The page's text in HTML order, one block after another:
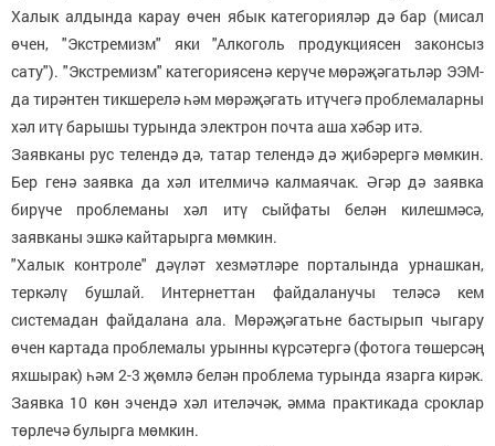
Халык алдында карау өчен ябык категорияләр дә бар (мисал
өчен, "Экстремизм" яки "Алкоголь продукциясен законсыз
сату"). "Экстремизм" категориясенә керүче мөрәҗәгатьләр ЭЭМ-
да тирәнтен тикшерелә һәм мөрәҗәгать итүчегә проблемаларны
хәл итү барышы турында электрон почта аша хәбәр итә.
Заявканы рус телендә дә, татар телендә дә җибәрергә мөмкин.
Бер генә заявка да хәл ителмичә калмаячак. Әгәр дә заявка
бирүче проблеманы хәл итү сыйфаты белән килешмәсә,
заявканы эшкә кайтарырга мөмкин.
"Халык контроле" дәүләт хезмәтләре порталында урнашкан,
теркәлү бушлай. Интернеттан файдаланучы теләсә кем
системадан файдалана ала. Мөрәҗәгатьне бастырып чыгару
өчен картада проблемалы урынны күрсәтергә (фотога төшерсәң
яхшырак) һәм 2-3 җөмлә белән проблема турында язарга кирәк.
Заявка 10 көн эчендә хәл ителәчәк, әмма практикада сроклар
төрлечә булырга мөмкин.